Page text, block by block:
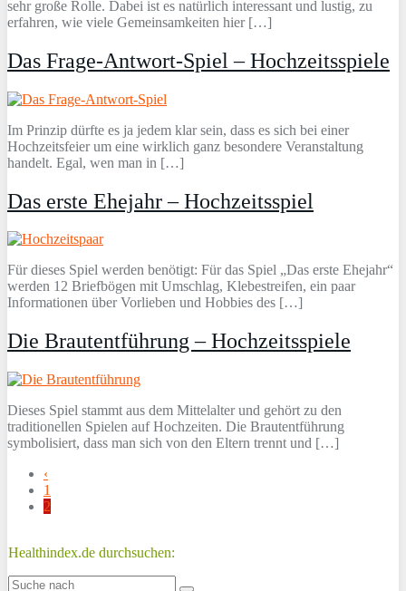
sehr große Rolle. Dabei ist es natürlich interessant und lustig, zu
erfahren, wie viele Gemeinsamkeiten hier […]
Das Frage-Antwort-Spiel – Hochzeitsspiele
Im Prinzip dürfte es ja jedem klar sein, dass es sich bei einer
Hochzeitsfeier um eine wirklich ganz besondere Veranstaltung
handelt. Egal, wen man in […]
Das erste Ehejahr – Hochzeitsspiel
Für dieses Spiel werden benötigt: Für das Spiel „Das erste Ehejahr“
werden 12 Briefbögen mit Umschlag, Klebestreifen, ein paar
Informationen über Vorlieben und Hobbies des […]
Die Brautentführung – Hochzeitsspiele
Dieses Spiel stammt aus dem Mittelalter und gehört zu den
traditionellen Spielen auf Hochzeiten. Die Brautentführung
symbolisiert, dass man sich von den Eltern trennt und […]
‹
1
2
Healthindex.de durchsuchen: